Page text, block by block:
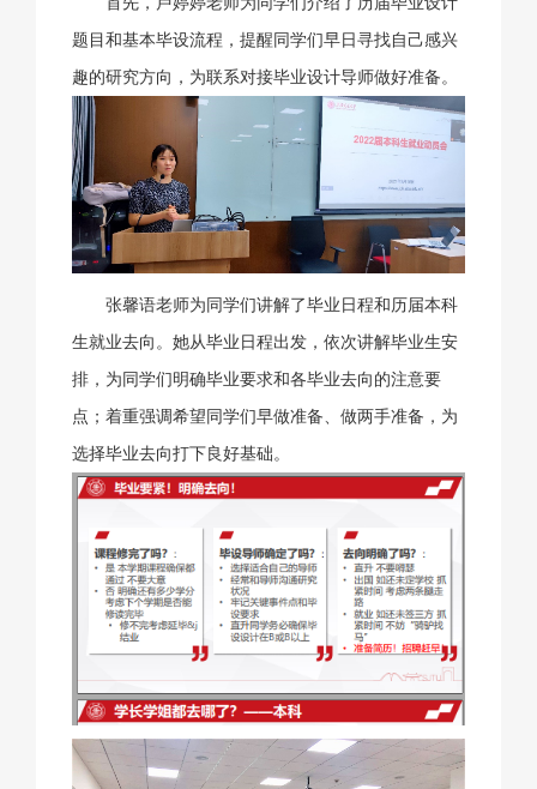
题目和基本毕设流程，提醒同学们早日寻找自己感兴
趣的研究方向，为联系对接毕业设计导师做好准备。
张馨语老师为同学们讲解了毕业日程和历届本科
生就业去向。她从毕业日程出发，依次讲解毕业生安
排，为同学们明确毕业要求和各毕业去向的注意要
点；着重强调希望同学们早做准备、做两手准备，为
选择毕业去向打下良好基础。